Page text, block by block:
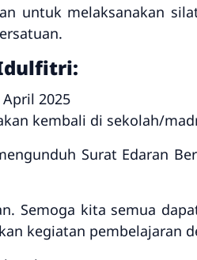
untuk melaksanakan
April 2025
kembali di sekolah/
Surat Edaran
Semoga kita semua
kegiatan pembelajaran